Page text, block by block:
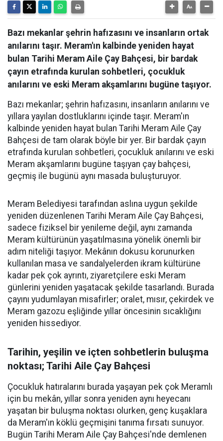
Bazı mekanlar şehrin hafızasını ve insanların ortak
anılarını taşır. Meram'ın kalbinde yeniden hayat
bulan Tarihi Meram Aile Çay Bahçesi, bir bardak
çayın etrafında kurulan sohbetleri, çocukluk
anılarını ve eski Meram akşamlarını bugüne taşıyor.
Bazı mekanlar; şehrin hafızasını, insanların anılarını ve
yıllara yayılan dostluklarını içinde taşır. Meram'ın
kalbinde yeniden hayat bulan Tarihi Meram Aile Çay
Bahçesi de tam olarak böyle bir yer. Bir bardak çayın
etrafında kurulan sohbetleri, çocukluk anılarını ve eski
Meram akşamlarını bugüne taşıyan çay bahçesi,
geçmiş ile bugünü aynı masada buluşturuyor.
Meram Belediyesi tarafından aslına uygun şekilde
yeniden düzenlenen Tarihi Meram Aile Çay Bahçesi,
sadece fiziksel bir yenileme değil, aynı zamanda
Meram kültürünün yaşatılmasına yönelik önemli bir
adım niteliği taşıyor. Mekânın dokusu korunurken
kullanılan masa ve sandalyelerden ikram kültürüne
kadar pek çok ayrıntı, ziyaretçilere eski Meram
günlerini yeniden yaşatacak şekilde tasarlandı. Burada
çayını yudumlayan misafirler; oralet, mısır, çekirdek ve
Meram gazozu eşliğinde yıllar öncesinin sıcaklığını
yeniden hissediyor.
Tarihin, yeşilin ve içten sohbetlerin buluşma
noktası; Tarihi Aile Çay Bahçesi
Çocukluk hatıralarını burada yaşayan pek çok Meramlı
için bu mekân, yıllar sonra yeniden aynı heyecanı
yaşatan bir buluşma noktası olurken, genç kuşaklara
da Meram'ın köklü geçmişini tanıma fırsatı sunuyor.
Bugün Tarihi Meram Aile Çay Bahçesi'nde demlenen